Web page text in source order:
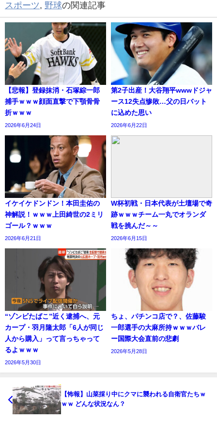
スポーツ, 野球の関連記事
【悲報】登録抹消・石塚綜一郎
捕手ｗｗｗ顔面直撃で下顎骨骨
折ｗｗｗ
2026年6月24日
第2子出産！大谷翔平wwwドジャ
ース12失点惨敗…父の日バット
に込めた思い
2026年6月22日
イケイケドンドン！本田圭佑の
神解説！ｗｗｗ上田綺世の2ミリ
ゴール？ｗｗｗ
2026年6月21日
W杯初戦・日本代表が土壇場で奇
跡ｗｗｗチーム一丸でオランダ
戦を挑んだ～～
2026年6月15日
“ゾンビたばこ”近く逮捕へ、元
カープ・羽月隆太郎「6人が同じ
人から購入」って言っちゃって
るよｗｗｗ
2026年5月30日
ちょ、パチンコ店で？、佐藤駿
一郎選手の大麻所持ｗｗｗバレ
ー国際大会直前の悲劇
2026年5月28日
【怖報】山菜採り中にクマに襲われる自衛官たちｗ
ｗｗ どんな状況なん？